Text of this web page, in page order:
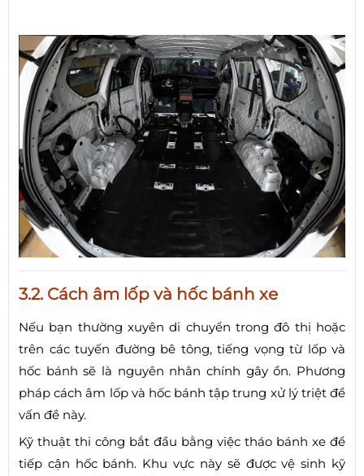
3.2. Cách âm lốp và hốc bánh xe
Nếu bạn thường xuyên di chuyển trong đô thị hoặc
trên các tuyến đường bê tông, tiếng vọng từ lốp và
hốc bánh sẽ là nguyên nhân chính gây ồn. Phương
pháp cách âm lốp và hốc bánh tập trung xử lý triệt để
vấn đề này.
Kỹ thuật thi công bắt đầu bằng việc tháo bánh xe để
tiếp cận hốc bánh. Khu vực này sẽ được vệ sinh kỹ